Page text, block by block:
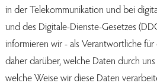
in der Telekommunikation und bei
und des Digitale-Dienste-Gesetzes
informieren wir - als Verantwortliche
daher darüber, welche Daten durch
welche Weise wir diese Daten